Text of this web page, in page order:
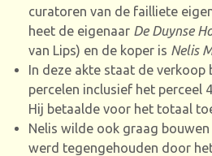
curatoren van de failliete
heet de eigenaar De Duynse
van Lips) en de koper is Nelis
In deze akte staat de verkoop
percelen inclusief het perceel
Hij betaalde voor het totaal
Nelis wilde ook graag
werd tegengehouden door